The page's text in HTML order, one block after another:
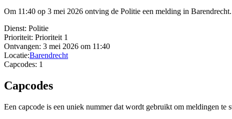
Om 11:40 op 3 mei 2026 ontving de Politie een melding in
Dienst: Politie
Prioriteit: Prioriteit 1
Ontvangen: 3 mei 2026 om 11:40
Locatie:Barendrecht
Capcodes: 1
Capcodes
Een capcode is een uniek nummer dat wordt gebruikt om meldingen te